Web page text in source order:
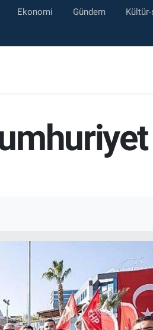
Ekonomi Gündem